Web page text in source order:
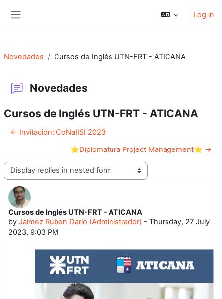
Log in
Novedades Cursos de Inglés UTN-FRT - ATICANA
Novedades
Cursos de Inglés UTN-FRT - ATICANA
← Invitación: CoNaIISI 2023
⭐Diplomatura Project Management⭐ →
Display mode
Cursos de Inglés UTN-FRT - ATICANA
by Jaimez Ruben Dario (Administrador) - Thursday, 27 July
2023, 9:03 PM
Number of replies: 0